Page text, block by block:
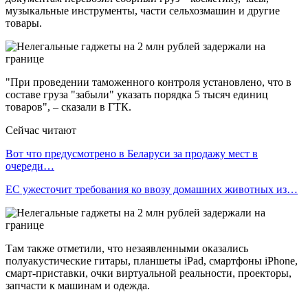
музыкальные инструменты, части сельхозмашин и другие
товары.
"При проведении таможенного контроля установлено, что в
составе груза "забыли" указать порядка 5 тысяч единиц
товаров", – сказали в ГТК.
Сейчас читают
Вот что предусмотрено в Беларуси за продажу мест в
очереди…
ЕС ужесточит требования ко ввозу домашних животных из…
Там также отметили, что незаявленными оказались
полуакустические гитары, планшеты iPad, смартфоны iPhone,
смарт-приставки, очки виртуальной реальности, проекторы,
запчасти к машинам и одежда.